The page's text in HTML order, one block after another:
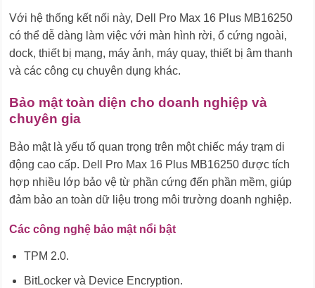
Với hệ thống kết nối này, Dell Pro Max 16 Plus MB16250
có thể dễ dàng làm việc với màn hình rời, ổ cứng ngoài,
dock, thiết bị mạng, máy ảnh, máy quay, thiết bị âm thanh
và các công cụ chuyên dụng khác.
Bảo mật toàn diện cho doanh nghiệp và
chuyên gia
Bảo mật là yếu tố quan trọng trên một chiếc máy trạm di
động cao cấp. Dell Pro Max 16 Plus MB16250 được tích
hợp nhiều lớp bảo vệ từ phần cứng đến phần mềm, giúp
đảm bảo an toàn dữ liệu trong môi trường doanh nghiệp.
Các công nghệ bảo mật nổi bật
TPM 2.0.
BitLocker và Device Encryption.